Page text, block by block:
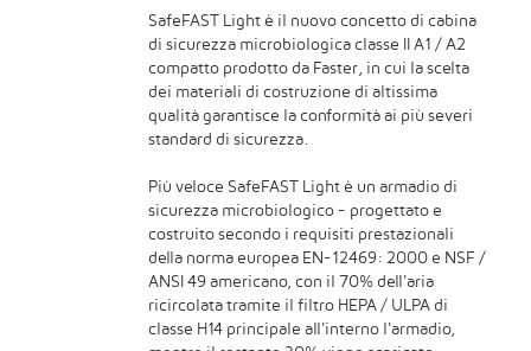
SafeFAST Light è il nuovo concetto di cabina
di sicurezza microbiologica classe II A1 / A2
compatto prodotto da Faster, in cui la scelta
dei materiali di costruzione di altissima
qualità garantisce la conformità ai più severi
standard di sicurezza.
Più veloce SafeFAST Light è un armadio di
sicurezza microbiologico - progettato e
costruito secondo i requisiti prestazionali
della norma europea EN-12469: 2000 e NSF /
ANSI 49 americano, con il 70% dell'aria
ricircolata tramite il filtro HEPA / ULPA di
classe H14 principale all'interno l'armadio,